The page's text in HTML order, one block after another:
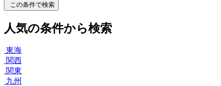
この条件で検索
人気の条件から検索
東海
関西
関東
九州